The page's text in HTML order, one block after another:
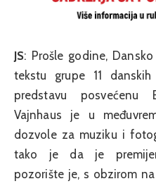
JS: Prošle godine,
tekstu grupe 11
predstavu posvećenu
Vajnhaus je u
dozvole za muziku i
tako je da je
pozorište je, s obzirom